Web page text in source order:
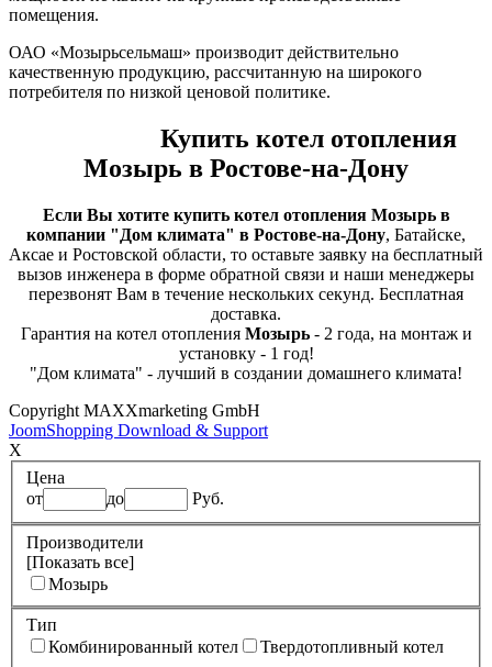
помещения.
ОАО «Мозырьсельмаш» производит действительно
качественную продукцию, рассчитанную на широкого
потребителя по низкой ценовой политике.
Купить котел отопления
Мозырь в Ростове-на-Дону
Если Вы хотите купить котел отопления Мозырь в
компании "Дом климата" в Ростове-на-Дону, Батайске,
Аксае и Ростовской области, то оставьте заявку на бесплатный
вызов инженера в форме обратной связи и наши менеджеры
перезвонят Вам в течение нескольких секунд. Бесплатная
доставка.
Гарантия на котел отопленияМозырь- 2 года, на монтаж и
установку - 1 год!
"Дом климата" - лучший в создании домашнего климата!
Copyright MAXXmarketing GmbH
JoomShopping Download & Support
X
Цена
от
до Руб.
Производители
[Показать все]
Мозырь
Тип
Комбинированный котел
Твердотопливный котел